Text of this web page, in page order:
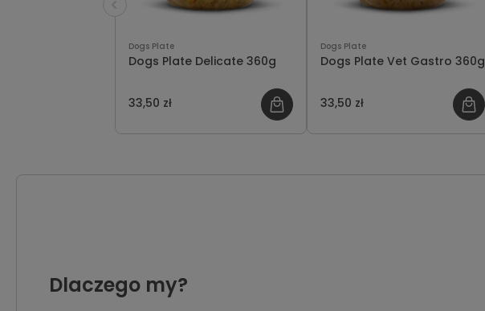
Dogs Plate
Dogs Plate Delicate 360g
33,50 zł
Dogs Plate
Dogs Plate Vet Gastro 360g
33,50 zł
Dlaczego my?